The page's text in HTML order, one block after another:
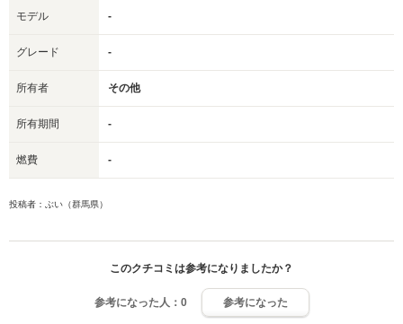
モデル -
グレード -
所有者 その他
所有期間 -
燃費 -
投稿者：ぶい（群馬県）
このクチコミは参考になりましたか？
参考になった人： 0 参考になった